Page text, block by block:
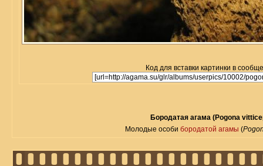
Код для вставки картинки в
Бородатая агама (Pogona
Молодые особибородатой агамы (